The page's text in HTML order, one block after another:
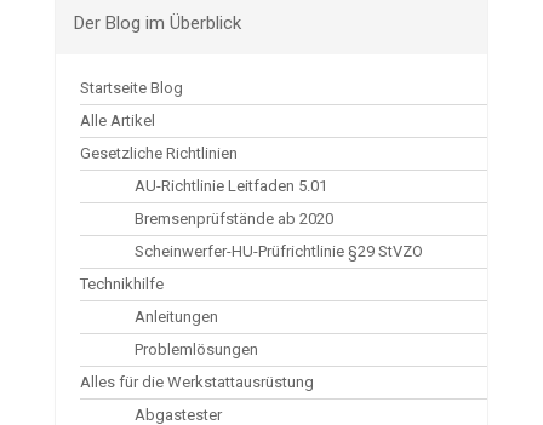
Der Blog im Überblick
Startseite Blog
Alle Artikel
Gesetzliche Richtlinien
AU-Richtlinie Leitfaden 5.01
Bremsenprüfstände ab 2020
Scheinwerfer-HU-Prüfrichtlinie §29 StVZO
Technikhilfe
Anleitungen
Problemlösungen
Alles für die Werkstattausrüstung
Abgastester